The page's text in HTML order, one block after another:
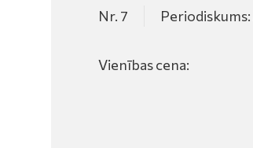
Nr. 7
Vienības cena: